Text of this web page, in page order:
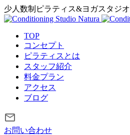
少人数制ピラティス&ヨガスタジオ
TOP
コンセプト
ピラティスとは
スタッフ紹介
料金プラン
アクセス
ブログ
お問い合わせ